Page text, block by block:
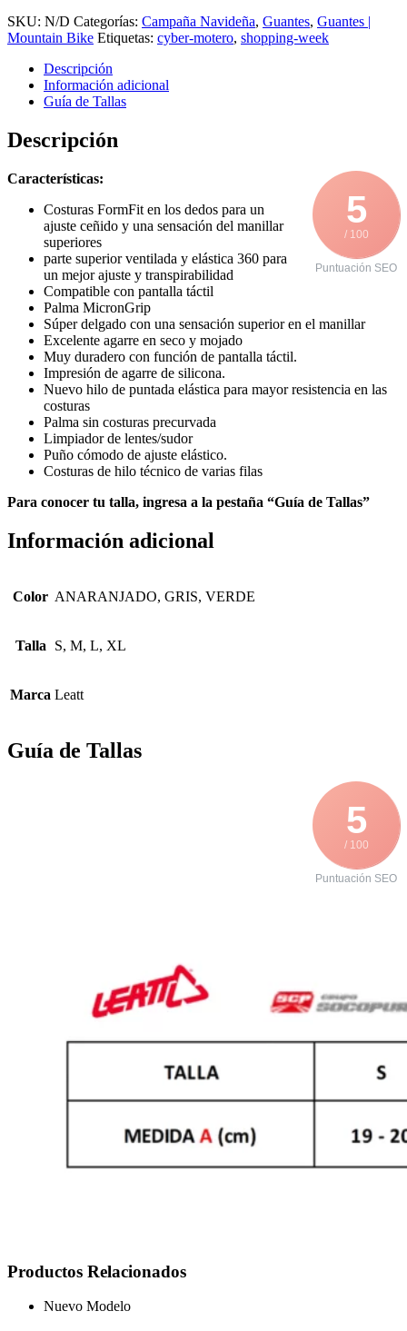
SKU: N/D Categorías: Campaña Navideña, Guantes, Guantes |
Mountain Bike Etiquetas: cyber-motero, shopping-week
Descripción
Información adicional
Guía de Tallas
Descripción
5
/ 100
Puntuación SEO
Características:
Costuras FormFit en los dedos para un
ajuste ceñido y una sensación del manillar
superiores
parte superior ventilada y elástica 360 para
un mejor ajuste y transpirabilidad
Compatible con pantalla táctil
Palma MicronGrip
Súper delgado con una sensación superior en el manillar
Excelente agarre en seco y mojado
Muy duradero con función de pantalla táctil.
Impresión de agarre de silicona.
Nuevo hilo de puntada elástica para mayor resistencia en las
costuras
Palma sin costuras precurvada
Limpiador de lentes/sudor
Puño cómodo de ajuste elástico.
Costuras de hilo técnico de varias filas
Para conocer tu talla, ingresa a la pestaña “Guía de Tallas”
Información adicional
Color ANARANJADO, GRIS, VERDE
Talla S, M, L, XL
Marca Leatt
Guía de Tallas
5
/ 100
Puntuación SEO
Productos Relacionados
Nuevo Modelo